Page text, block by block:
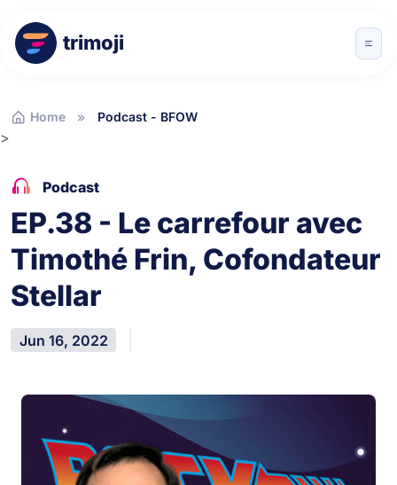
trimoji
Home Podcast - BFOW
>
Podcast
EP.38 - Le carrefour avec
Timothé Frin, Cofondateur
Stellar
Jun 16, 2022